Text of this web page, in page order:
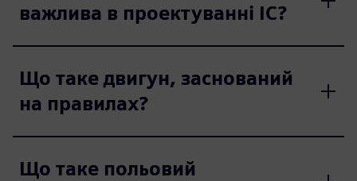
важлива в проектуванні ІС?
Що таке двигун, заснований
на правилах?
Що таке польовий